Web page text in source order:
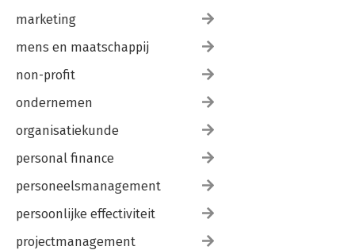
marketing
mens en maatschappij
non-profit
ondernemen
organisatiekunde
personal finance
personeelsmanagement
persoonlijke effectiviteit
projectmanagement